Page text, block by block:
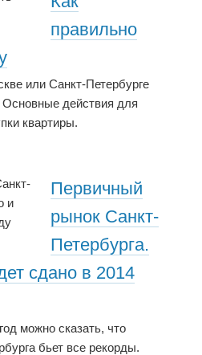
правильно
или Санкт-Петербурге
Основные действия для
квартиры.
Первичный
рынок Санкт-
Петербурга.
сдано в 2014
можно сказать, что
бьет все рекорды.